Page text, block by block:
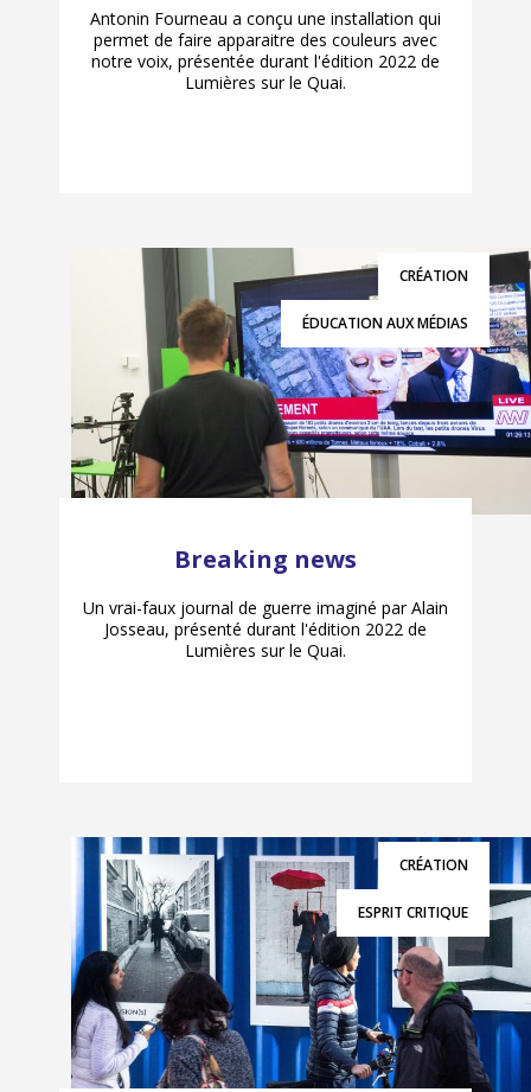
Antonin Fourneau a conçu une installation qui
permet de faire apparaitre des couleurs avec
notre voix, présentée durant l'édition 2022 de
Lumières sur le Quai.
CRÉATION
ÉDUCATION AUX MÉDIAS
Breaking news
Un vrai-faux journal de guerre imaginé par Alain
Josseau, présenté durant l'édition 2022 de
Lumières sur le Quai.
CRÉATION
ESPRIT CRITIQUE